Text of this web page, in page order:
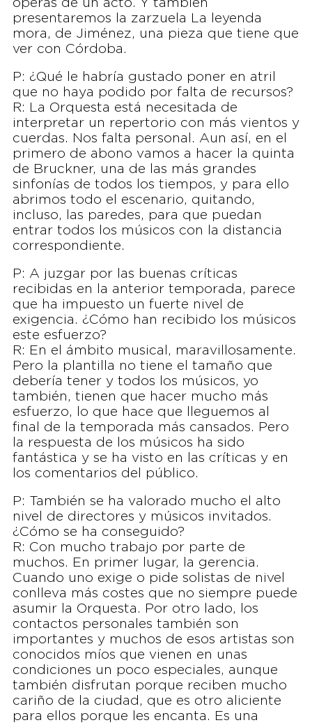
óperas de un acto. Y también
presentaremos la zarzuela La leyenda
mora, de Jiménez, una pieza que tiene que
ver con Córdoba.
P: ¿Qué le habría gustado poner en atril
que no haya podido por falta de recursos?
R: La Orquesta está necesitada de
interpretar un repertorio con más vientos y
cuerdas. Nos falta personal. Aun así, en el
primero de abono vamos a hacer la quinta
de Bruckner, una de las más grandes
sinfonías de todos los tiempos, y para ello
abrimos todo el escenario, quitando,
incluso, las paredes, para que puedan
entrar todos los músicos con la distancia
correspondiente.
P: A juzgar por las buenas críticas
recibidas en la anterior temporada, parece
que ha impuesto un fuerte nivel de
exigencia. ¿Cómo han recibido los músicos
este esfuerzo?
R: En el ámbito musical, maravillosamente.
Pero la plantilla no tiene el tamaño que
debería tener y todos los músicos, yo
también, tienen que hacer mucho más
esfuerzo, lo que hace que lleguemos al
final de la temporada más cansados. Pero
la respuesta de los músicos ha sido
fantástica y se ha visto en las críticas y en
los comentarios del público.
P: También se ha valorado mucho el alto
nivel de directores y músicos invitados.
¿Cómo se ha conseguido?
R: Con mucho trabajo por parte de
muchos. En primer lugar, la gerencia.
Cuando uno exige o pide solistas de nivel
conlleva más costes que no siempre puede
asumir la Orquesta. Por otro lado, los
contactos personales también son
importantes y muchos de esos artistas son
conocidos míos que vienen en unas
condiciones un poco especiales, aunque
también disfrutan porque reciben mucho
cariño de la ciudad, que es otro aliciente
para ellos porque les encanta. Es una